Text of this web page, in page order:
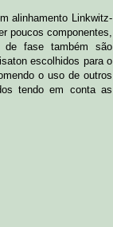
alinhamento Linkwitz-
poucos componentes,
de fase também são
escolhidos para o
o uso de outros
tendo em conta as